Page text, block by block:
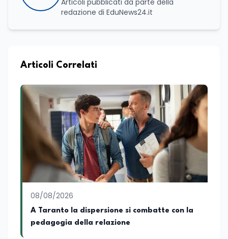
Articoli pubblicati da parte della
redazione di EduNews24.it
Articoli Correlati
08/08/2026
A Taranto la dispersione si combatte con la
pedagogia della relazione